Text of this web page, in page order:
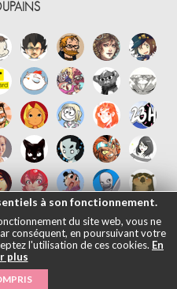
Mentions légales
à son fonctionnement.
du site web, vous ne
conséquent, en poursuivant votre
l'utilisation de ces cookies. En
plus